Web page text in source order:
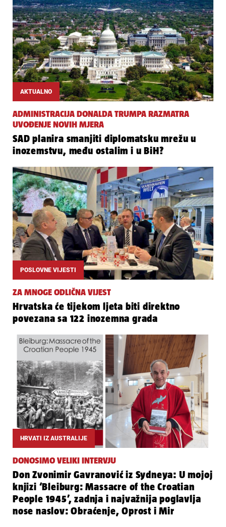
AKTUALNO
ADMINISTRACIJA DONALDA TRUMPA RAZMATRA
UVOĐENJE NOVIH MJERA
SAD planira smanjiti diplomatsku mrežu u
inozemstvu, među ostalim i u BiH?
POSLOVNE VIJESTI
ZA MNOGE ODLIČNA VIJEST
Hrvatska će tijekom ljeta biti direktno
povezana sa 122 inozemna grada
HRVATI IZ AUSTRALIJE
DONOSIMO VELIKI INTERVJU
Don Zvonimir Gavranović iz Sydneya: U mojoj
knjizi ‘Bleiburg: Massacre of the Croatian
People 1945’, zadnja i najvažnija poglavlja
nose naslov: Obraćenje, Oprost i Mir